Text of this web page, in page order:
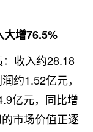
增76.5%
收入约28.18
约1.52亿元，
亿元，同比增
市场价值正逐